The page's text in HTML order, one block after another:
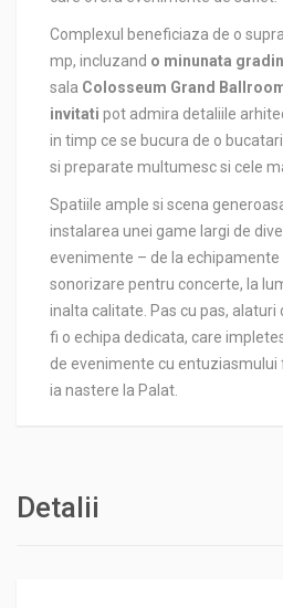
Complexul beneficiaza de o
mp, incluzand o minunata
sala Colosseum Grand
invitati pot admira detaliile
in timp ce se bucura de o
si preparate multumesc si cele
Spatiile ample si scena
instalarea unei game largi de
evenimente – de la
sonorizare pentru concerte, la
inalta calitate. Pas cu pas, alaturi
fi o echipa dedicata, care
de evenimente cu entuziasmului
ia nastere la Palat.
Detalii